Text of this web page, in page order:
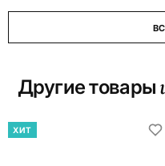
Другие товары
ХИТ